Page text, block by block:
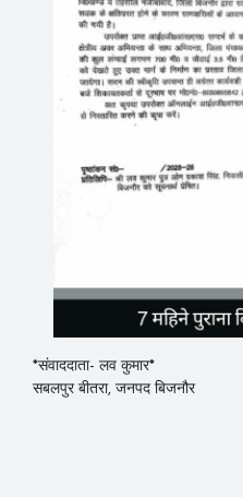
*संवाददाता- लव कुमार*
सबलपुर बीतरा, जनपद बिजनौर